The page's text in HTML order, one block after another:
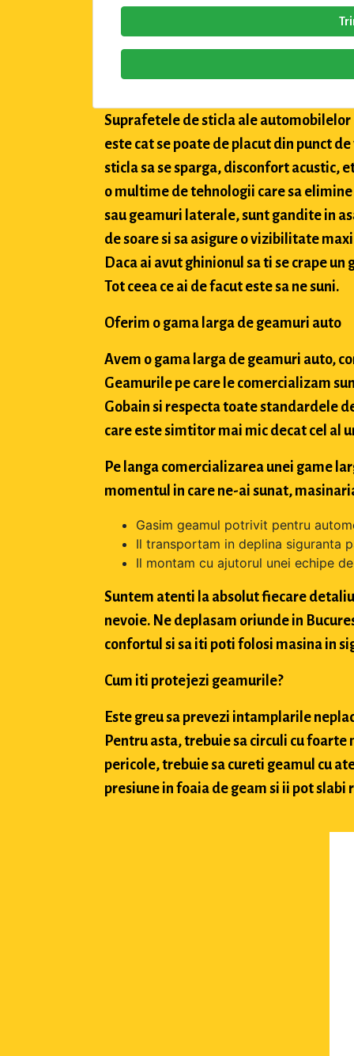
Suprafetele de sticla ale automobilelor
este cat se poate de placut din punct
sticla sa se sparga, disconfort acustic,
o multime de tehnologii care sa
sau geamuri laterale, sunt gandite in
de soare si sa asigure o vizibilitate
Daca ai avut ghinionul sa ti se crape
Tot ceea ce ai de facut este sa ne suni.
Oferim o gama larga de geamuri auto
Avem o gama larga de geamuri auto,
Geamurile pe care le comercializam
Gobain si respecta toate standardele
care este simtitor mai mic decat cel al
Pe langa comercializarea unei game
momentul in care ne-ai sunat,
Gasim geamul potrivit pentru
Il transportam in deplina siguranta
Il montam cu ajutorul unei echipe
Suntem atenti la absolut fiecare
nevoie. Ne deplasam oriunde in
confortul si sa iti poti folosi masina in
Cum iti protejezi geamurile?
Este greu sa prevezi intamplarile
Pentru asta, trebuie sa circuli cu
pericole, trebuie sa cureti geamul cu
presiune in foaia de geam si ii pot slabi